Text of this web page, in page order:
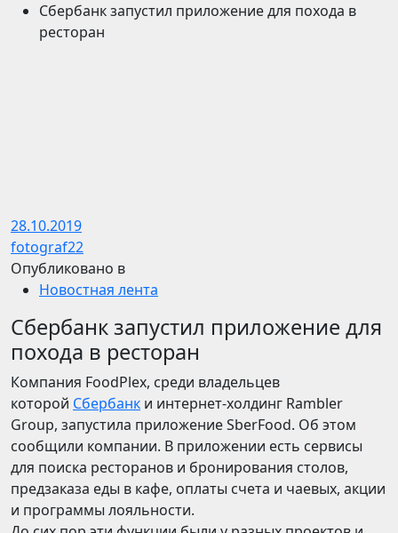
Сбербанк запустил приложение для похода в
ресторан
28.10.2019
fotograf22
Опубликовано в
Новостная лента
Сбербанк запустил приложение для
похода в ресторан
Компания FoodPlex, среди владельцев
которой Сбербанк и интернет-холдинг Rambler
Group, запустила приложение SberFood. Об этом
сообщили компании. В приложении есть сервисы
для поиска ресторанов и бронирования столов,
предзаказа еды в кафе, оплаты счета и чаевых, акции
и программы лояльности.